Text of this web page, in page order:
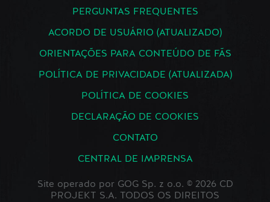
PERGUNTAS FREQUENTES
ACORDO DE USUÁRIO (ATUALIZADO)
ORIENTAÇÕES PARA CONTEÚDO DE FÃS
POLÍTICA DE PRIVACIDADE (ATUALIZADA)
POLÍTICA DE COOKIES
DECLARAÇÃO DE COOKIES
CONTATO
CENTRAL DE IMPRENSA
Site operado por GOG Sp. z o.o. © 2026 CD
PROJEKT S.A. TODOS OS DIREITOS